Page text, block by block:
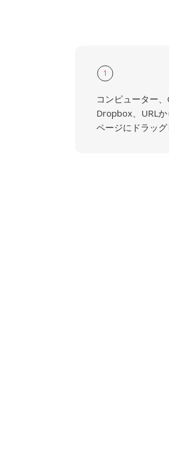
1
コンピューター、
Dropbox、URLか
ページにドラッ